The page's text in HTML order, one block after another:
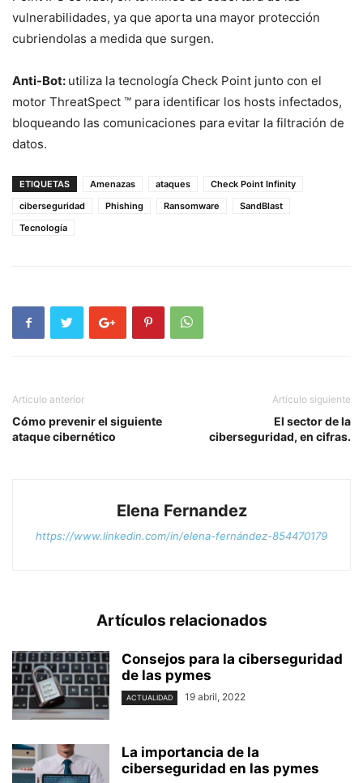
vulnerabilidades, ya que aporta una mayor protección
cubriendolas a medida que surgen.
Anti-Bot: utiliza la tecnología Check Point junto con el
motor ThreatSpect ™ para identificar los hosts infectados,
bloqueando las comunicaciones para evitar la filtración de
datos.
ETIQUETAS Amenazas ataques
Check Point Infinity
ciberseguridad
Phishing Ransomware
SandBlast
Tecnología
Artículo anterior
Cómo prevenir el siguiente
ataque cibernético
Artículo siguiente
El sector de la
ciberseguridad, en cifras.
Elena Fernandez
https://www.linkedin.com/in/elena-fernández-854470179
Artículos relacionados
Consejos para la ciberseguridad
de las pymes
ACTUALIDAD 19 abril, 2022
La importancia de la
ciberseguridad en las pymes